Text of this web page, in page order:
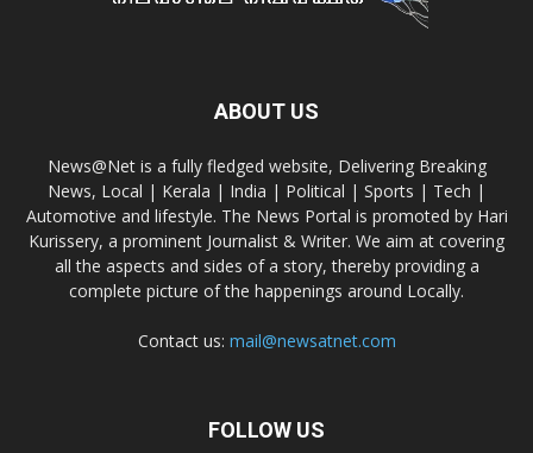
ABOUT US
News@Net is a fully fledged website, Delivering Breaking
News, Local | Kerala | India | Political | Sports | Tech |
Automotive and lifestyle. The News Portal is promoted by Hari
Kurissery, a prominent Journalist & Writer. We aim at covering
all the aspects and sides of a story, thereby providing a
complete picture of the happenings around Locally.
Contact us: mail@newsatnet.com
FOLLOW US